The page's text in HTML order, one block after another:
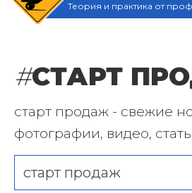
Теория и практика от
#СТАРТ
старт продаж - свежие
фотографии, видео,